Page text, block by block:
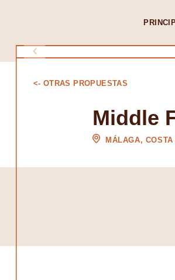
<- OTRAS PROPUESTAS
Middle
MÁLAGA,